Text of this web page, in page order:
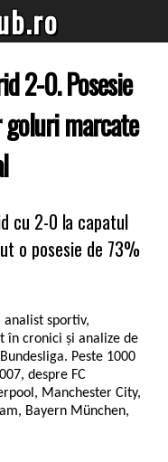
2-0. Posesie
goluri marcate
cu 2-0 la capatul
o posesie de 73%
analist sportiv,
în cronici și analize de
Peste 1000
despre FC
Manchester City,
Bayern München,